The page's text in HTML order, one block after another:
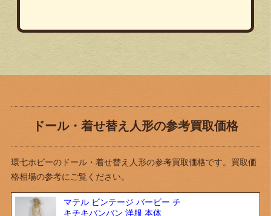
ドール・着せ替え人形の参考買取価格
環七ホビーのドール・着せ替え人形の参考買取価格です。買取価
格相場の参考にご覧ください。
マテル ビンテージ バービー チ
キチキバンバン 洋服 本体